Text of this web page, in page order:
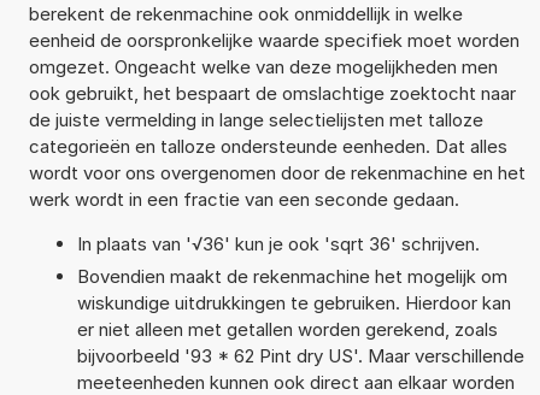
berekent de rekenmachine ook onmiddellijk in welke
eenheid de oorspronkelijke waarde specifiek moet worden
omgezet. Ongeacht welke van deze mogelijkheden men
ook gebruikt, het bespaart de omslachtige zoektocht naar
de juiste vermelding in lange selectielijsten met talloze
categorieën en talloze ondersteunde eenheden. Dat alles
wordt voor ons overgenomen door de rekenmachine en het
werk wordt in een fractie van een seconde gedaan.
In plaats van '√36' kun je ook 'sqrt 36' schrijven.
Bovendien maakt de rekenmachine het mogelijk om
wiskundige uitdrukkingen te gebruiken. Hierdoor kan
er niet alleen met getallen worden gerekend, zoals
bijvoorbeeld '93 * 62 Pint dry US'. Maar verschillende
meeteenheden kunnen ook direct aan elkaar worden